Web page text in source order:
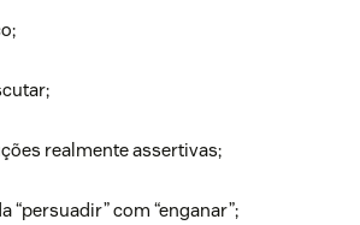
realmente assertivas;
“persuadir” com “enganar”;